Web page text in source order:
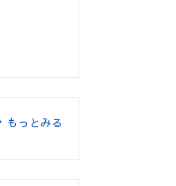
もっとみる